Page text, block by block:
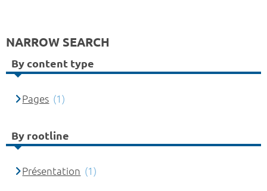
NARROW SEARCH
By content type
Pages (1)
By rootline
Présentation (1)